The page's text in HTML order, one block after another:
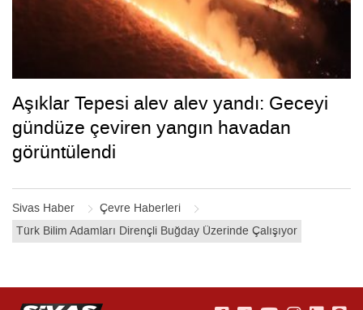
Sivas Haber
Çevre Haberleri
Türk Bilim Adamları Dirençli Buğday Üzerinde Çalışıyor
Aşıklar Tepesi alev alev yandı: Geceyi
gündüze çeviren yangın havadan
görüntülendi